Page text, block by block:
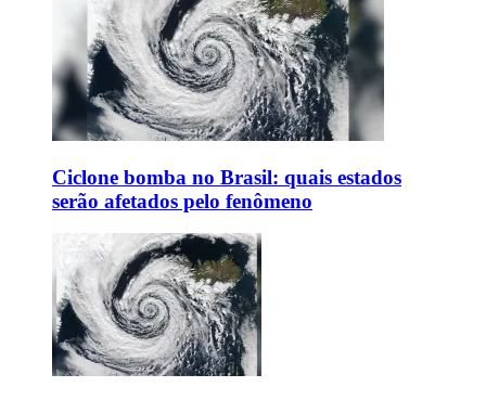
Ciclone bomba no Brasil: quais estados
serão afetados pelo fenômeno